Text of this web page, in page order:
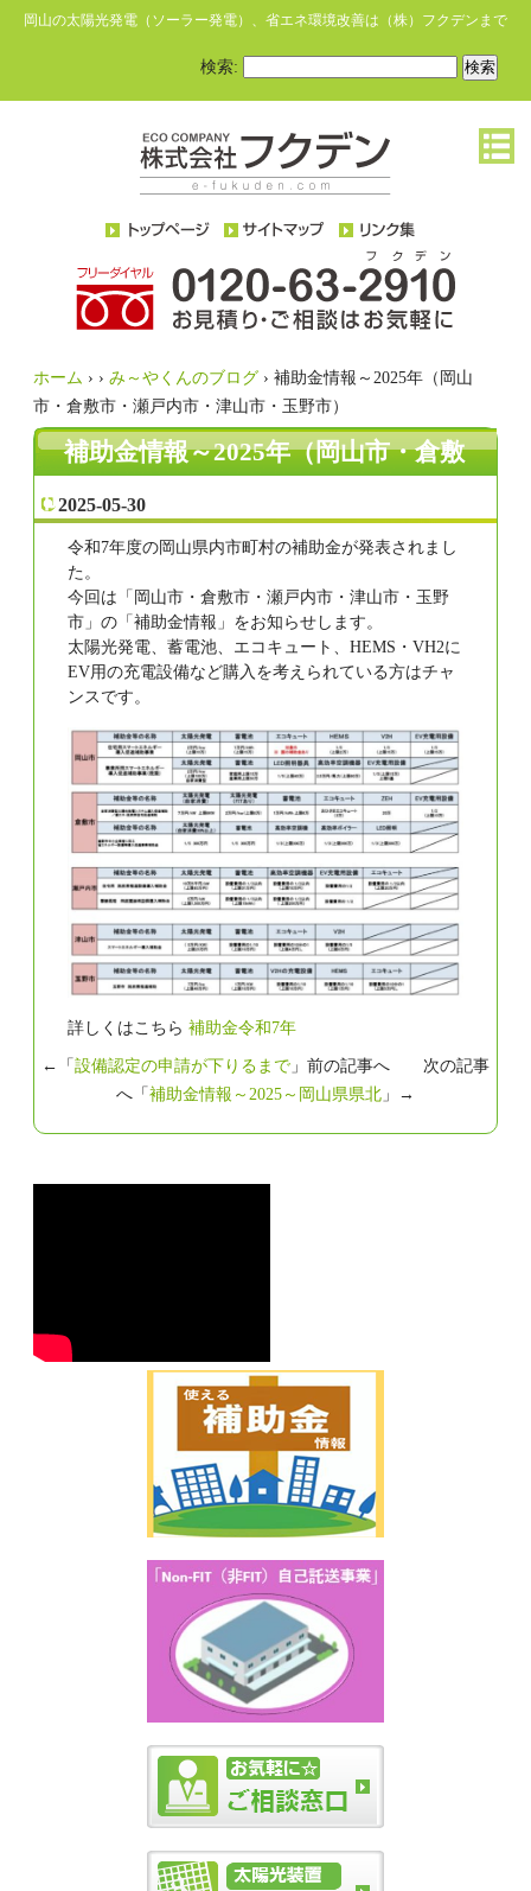
岡山の太陽光発電（ソーラー発電）、省エネ環境改善は（株）フクデンまで
検索:
ホーム › › み～やくんのブログ › 補助金情報～2025年（岡山
市・倉敷市・瀬戸内市・津山市・玉野市）
補助金情報～2025年（岡山市・倉敷
市・瀬戸内市・津山市・玉野市）
2025-05-30
令和7年度の岡山県内市町村の補助金が発表されまし
た。
今回は「岡山市・倉敷市・瀬戸内市・津山市・玉野
市」の「補助金情報」をお知らせします。
太陽光発電、蓄電池、エコキュート、HEMS・VH2に
EV用の充電設備など購入を考えられている方はチャ
ンスです。
詳しくはこちら 補助金令和7年
←「 設備認定の申請が下りるまで 」前の記事へ 次の記事
へ「 補助金情報～2025～岡山県県北 」→